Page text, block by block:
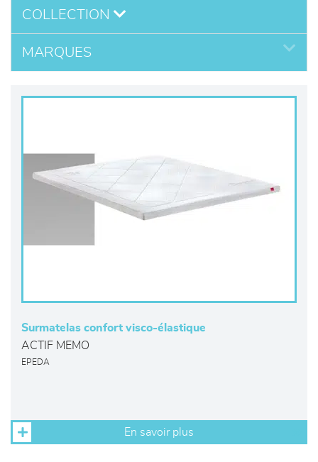
décoration
COLLECTION
MARQUES
Surmatelas confort visco-élastique
ACTIF MEMO
EPEDA
En savoir plus